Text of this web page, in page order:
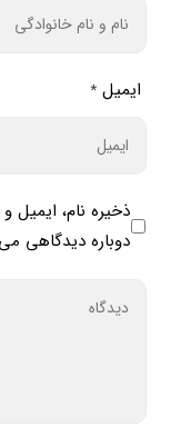
ایمیل *
ذخیره نام، ایمیل
دوباره دیدگاهی